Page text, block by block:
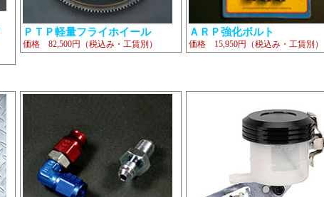
ＰＴＰ軽量フライホイール
価格 82,500円（税込み・工賃別）
ＡＲＰ強化ボルト
価格 15,950円（税込み・工賃別）